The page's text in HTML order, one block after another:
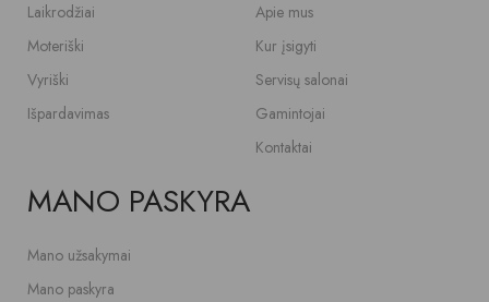
Laikrodžiai
Moteriški
Vyriški
Išpardavimas
Apie mus
Kur įsigyti
Servisų salonai
Gamintojai
Kontaktai
MANO PASKYRA
Mano užsakymai
Mano paskyra